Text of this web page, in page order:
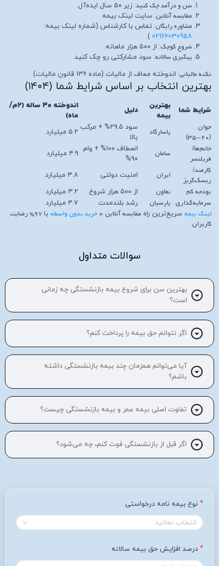
سن و درآمد چک کنید: زیر ۵۰ سال ایده‌آل.
مقایسه آنلاین: سایت لینک بیمه.
مشاوره رایگان: تماس با کارشناس (شماره لینک بیمه:
02166030958
).
شروع کوچک: از ۵۰۰ هزار ماهانه.
پیگیری سالانه: سود مشارکتی رو چک کنید.
نکته مالیاتی: اندوخته معاف از مالیات (ماده ۱۳۶ قانون مالیات).
بهترین انتخاب بر اساس شرایط شما (۱۴۰۴)
شرایط شما
بهترین
بیمه
دلیل
اندوخته ۳۰ ساله (۲م/
ماه)
جوان
(۲۰-۳۵)
پاسارگاد
سود ۲۹.۵% + مرکب
بالا
۵.۲ میلیارد
خانم‌ها/
فریلنسر
سامان
انعطاف ۱۰۰% + وام
۹۰%
۴.۹ میلیارد
کارمند/
ریسک‌گریز
ایران امنیت دولتی ۳.۸ میلیارد
بودجه کم تعاون از ۵۰۰ هزار شروع ۳.۲ میلیارد
سرمایه‌گذاری پارسیان رشد بلندمدت ۴.۷ میلیارد
لینک بیمه سریع‌ترین راه مقایسه آنلاین +خرید بدون واسطه با
۹۷% رضایت
کاربران.
سوالات متداول
بهترین سن برای شروع بیمه بازنشستگی چه زمانی
است؟
اگر نتوانم حق بیمه را پرداخت کنم؟
آیا می‌توانم همزمان چند بیمه بازنشستگی داشته
باشم؟
تفاوت اصلی بیمه عمر و بیمه بازنشستگی چیست؟
اگر قبل از بازنشستگی فوت کنم، چه می‌شود؟
نوع بیمه نامه درخواستی
انتخاب نمائید
درصد افزایش حق بیمه سالانه